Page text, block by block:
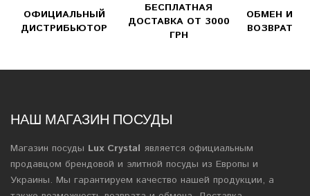
ОФИЦИАЛЬНЫЙ
ДИСТРИБЬЮТОР
БЕСПЛАТНАЯ
ДОСТАВКА ОТ 3000
ГРН
ОБМЕН И
ВОЗВРАТ
НАШ МАГАЗИН ПОСУДЫ
Магазин посуды Lux Crystal является официальным
продавцом брендовой и элитной посуды из Европы и
Украины. Мы гарантируем качество нашей продукции, а